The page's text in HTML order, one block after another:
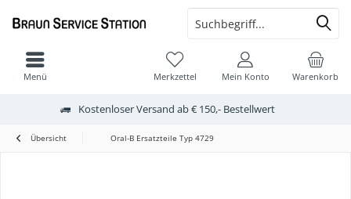
Kostenloser Versand ab € 150,- Bestellwert
Warenkorb
Merkzettel Mein Konto
Menü
Übersicht Oral-B Ersatzteile Typ 4729